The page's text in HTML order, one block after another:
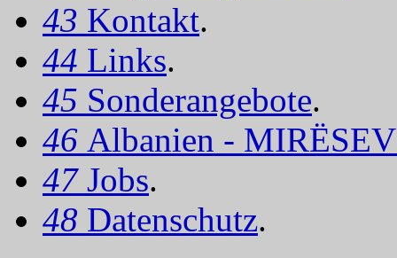
43 Kontakt.
44 Links.
45 Sonderangebote.
46 Albanien -
47 Jobs.
48 Datenschutz.